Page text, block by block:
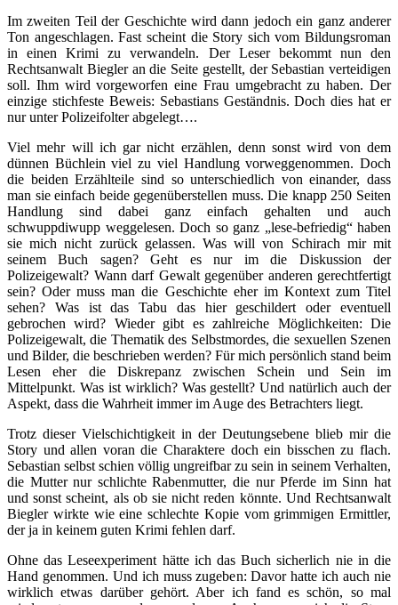
Im zweiten Teil der Geschichte wird dann jedoch ein ganz anderer
Ton angeschlagen. Fast scheint die Story sich vom Bildungsroman
in einen Krimi zu verwandeln. Der Leser bekommt nun den
Rechtsanwalt Biegler an die Seite gestellt, der Sebastian verteidigen
soll. Ihm wird vorgeworfen eine Frau umgebracht zu haben. Der
einzige stichfeste Beweis: Sebastians Geständnis. Doch dies hat er
nur unter Polizeifolter abgelegt….
Viel mehr will ich gar nicht erzählen, denn sonst wird von dem
dünnen Büchlein viel zu viel Handlung vorweggenommen. Doch
die beiden Erzählteile sind so unterschiedlich von einander, dass
man sie einfach beide gegenüberstellen muss. Die knapp 250 Seiten
Handlung sind dabei ganz einfach gehalten und auch
schwuppdiwupp weggelesen. Doch so ganz „lese-befriedig“ haben
sie mich nicht zurück gelassen. Was will von Schirach mir mit
seinem Buch sagen? Geht es nur im die Diskussion der
Polizeigewalt? Wann darf Gewalt gegenüber anderen gerechtfertigt
sein? Oder muss man die Geschichte eher im Kontext zum Titel
sehen? Was ist das Tabu das hier geschildert oder eventuell
gebrochen wird? Wieder gibt es zahlreiche Möglichkeiten: Die
Polizeigewalt, die Thematik des Selbstmordes, die sexuellen Szenen
und Bilder, die beschrieben werden? Für mich persönlich stand beim
Lesen eher die Diskrepanz zwischen Schein und Sein im
Mittelpunkt. Was ist wirklich? Was gestellt? Und natürlich auch der
Aspekt, dass die Wahrheit immer im Auge des Betrachters liegt.
Trotz dieser Vielschichtigkeit in der Deutungsebene blieb mir die
Story und allen voran die Charaktere doch ein bisschen zu flach.
Sebastian selbst schien völlig ungreifbar zu sein in seinem Verhalten,
die Mutter nur schlichte Rabenmutter, die nur Pferde im Sinn hat
und sonst scheint, als ob sie nicht reden könnte. Und Rechtsanwalt
Biegler wirkte wie eine schlechte Kopie vom grimmigen Ermittler,
der ja in keinem guten Krimi fehlen darf.
Ohne das Leseexperiment hätte ich das Buch sicherlich nie in die
Hand genommen. Und ich muss zugeben: Davor hatte ich auch nie
wirklich etwas darüber gehört. Aber ich fand es schön, so mal